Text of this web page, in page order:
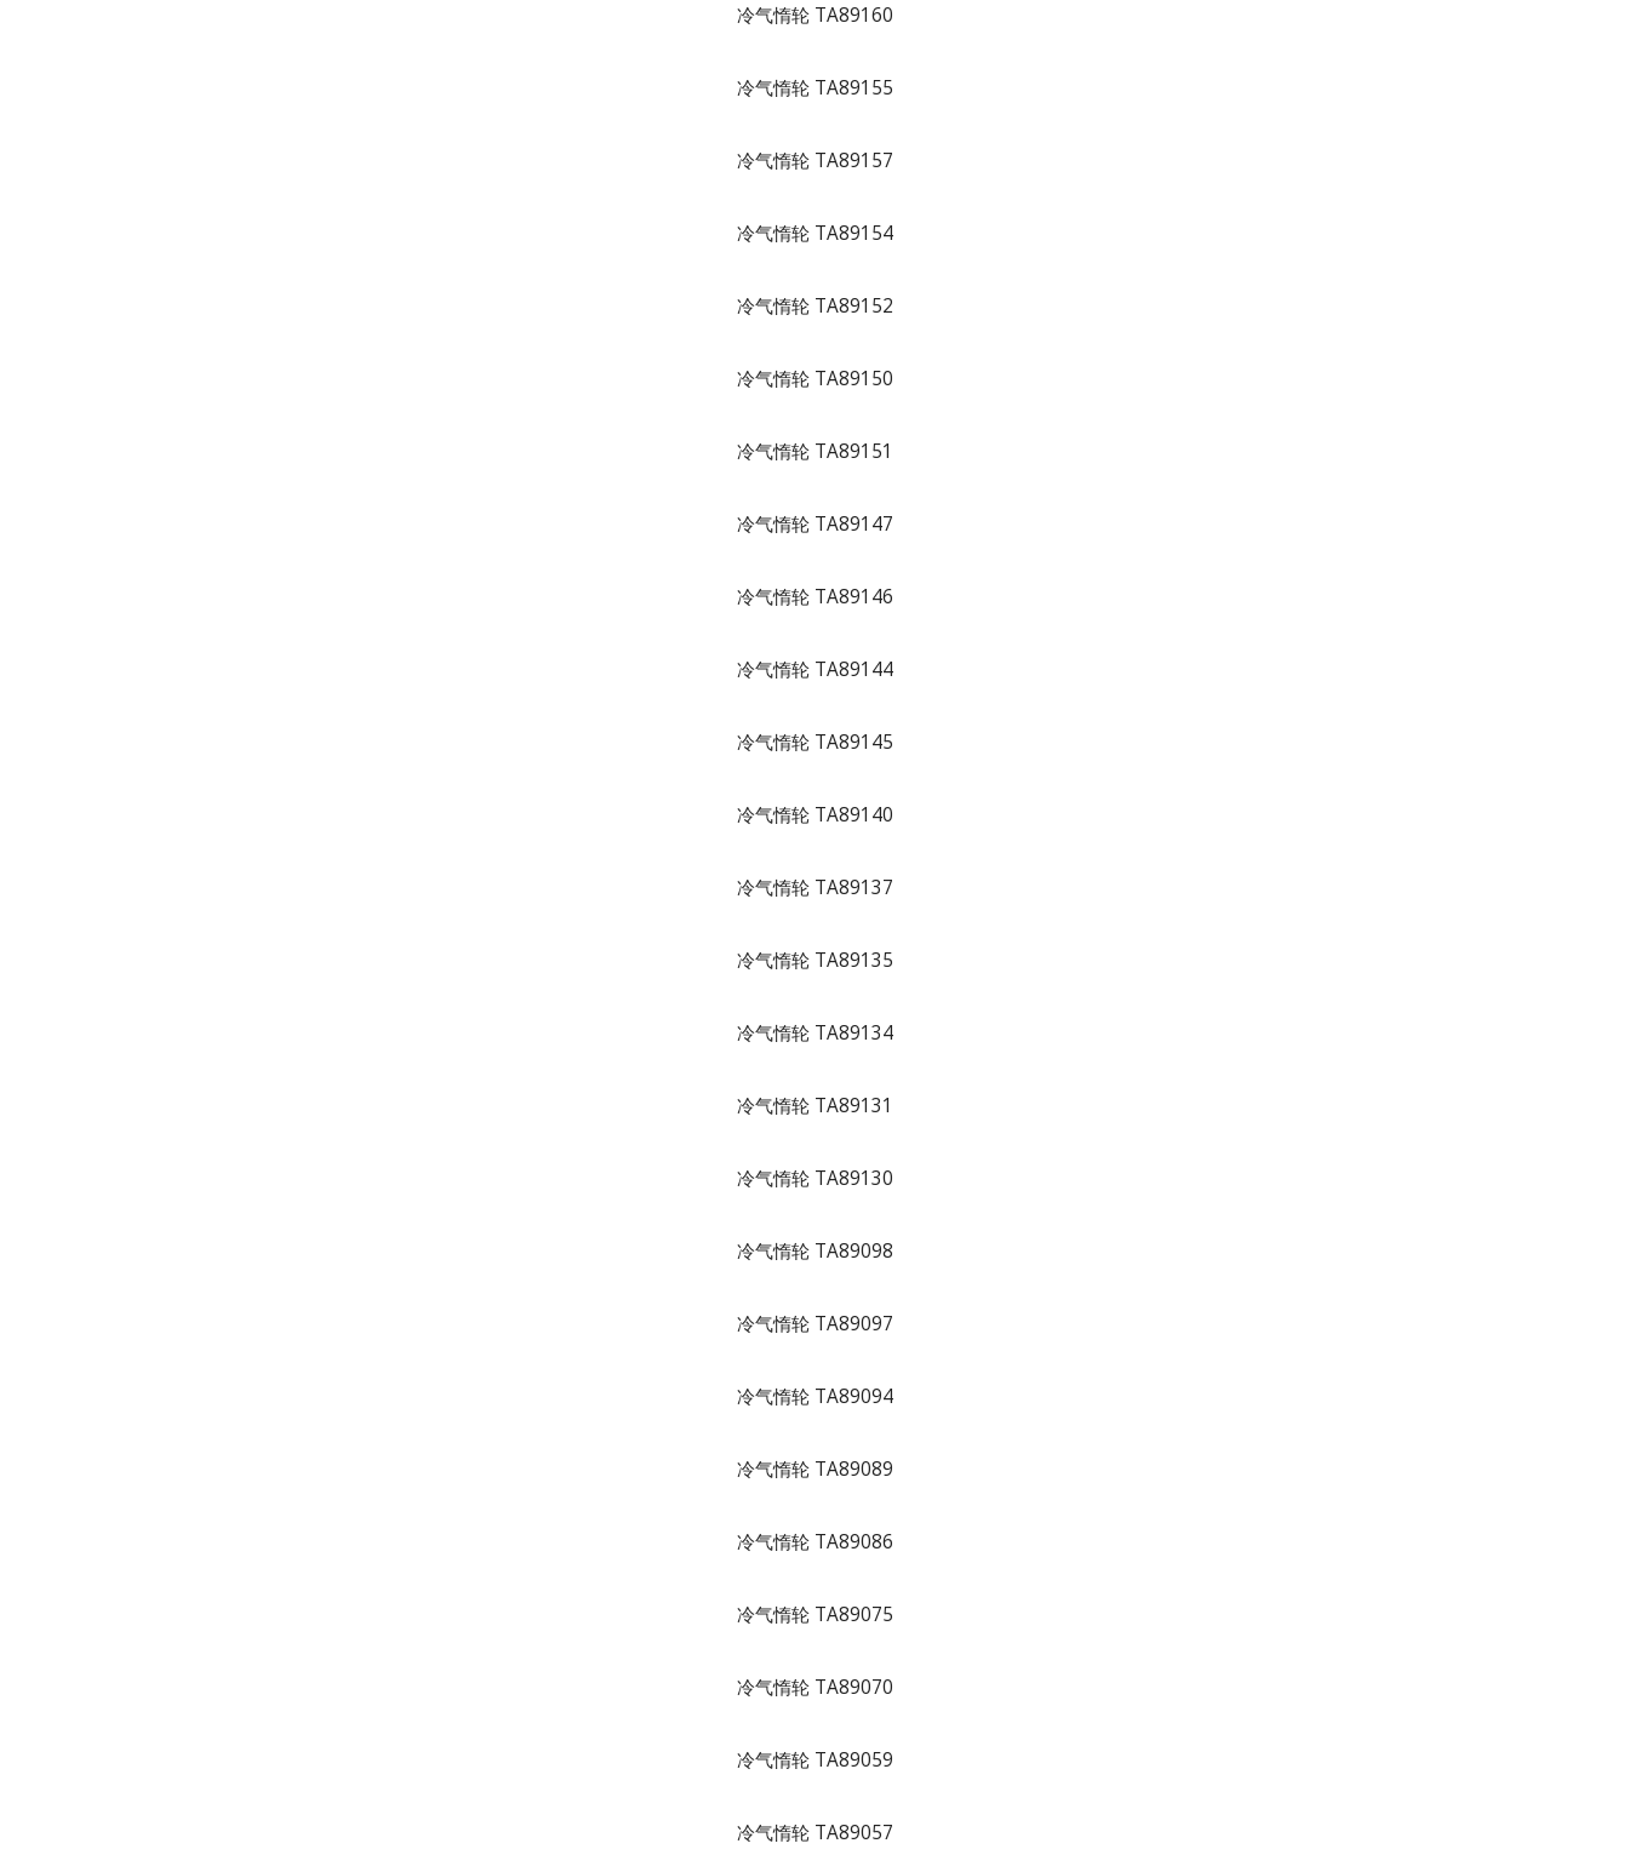
冷气惰轮 TA89160
冷气惰轮 TA89155
冷气惰轮 TA89157
冷气惰轮 TA89154
冷气惰轮 TA89152
冷气惰轮 TA89150
冷气惰轮 TA89151
冷气惰轮 TA89147
冷气惰轮 TA89146
冷气惰轮 TA89144
冷气惰轮 TA89145
冷气惰轮 TA89140
冷气惰轮 TA89137
冷气惰轮 TA89135
冷气惰轮 TA89134
冷气惰轮 TA89131
冷气惰轮 TA89130
冷气惰轮 TA89098
冷气惰轮 TA89097
冷气惰轮 TA89094
冷气惰轮 TA89089
冷气惰轮 TA89086
冷气惰轮 TA89075
冷气惰轮 TA89070
冷气惰轮 TA89059
冷气惰轮 TA89057